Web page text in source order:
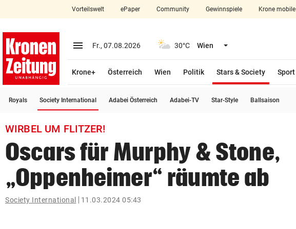
closeSchließen
account_circle Anmelden
arrow_right
Wien
bookmark
search
Suchbegriff
eingeben
Vorteilswelt ePaper Community Gewinnspiele Krone mobile
menu Menü aufklappen
Fr., 07.08.2026 30°C Wien Menü aufklappen
Krone+ Österreich Wien Politik Stars & Society
Sport
Royals Society International Adabei Österreich Adabei-TV Star-Style Ballsaison
WIRBEL UM FLITZER!
Oscars für Murphy & Stone,
„Oppenheimer“ räumte ab
Society International 11.03.2024 05:43